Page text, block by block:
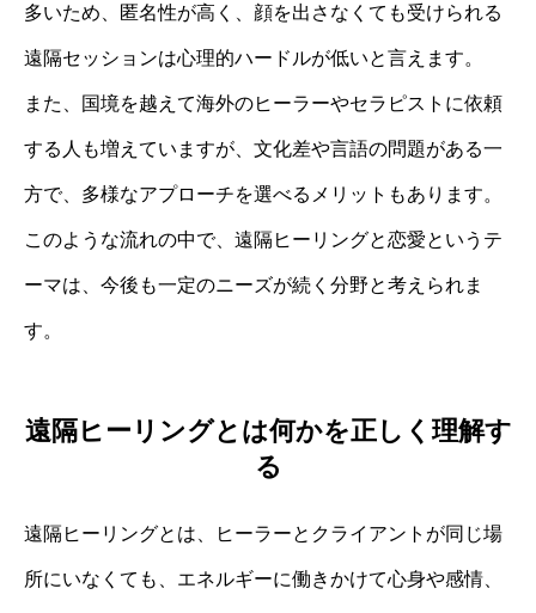
多いため、匿名性が高く、顔を出さなくても受けられる
遠隔セッションは心理的ハードルが低いと言えます。
また、国境を越えて海外のヒーラーやセラピストに依頼
する人も増えていますが、文化差や言語の問題がある一
方で、多様なアプローチを選べるメリットもあります。
このような流れの中で、遠隔ヒーリングと恋愛というテ
ーマは、今後も一定のニーズが続く分野と考えられま
す。
遠隔ヒーリングとは何かを正しく理解す
る
遠隔ヒーリングとは、ヒーラーとクライアントが同じ場
所にいなくても、エネルギーに働きかけて心身や感情、